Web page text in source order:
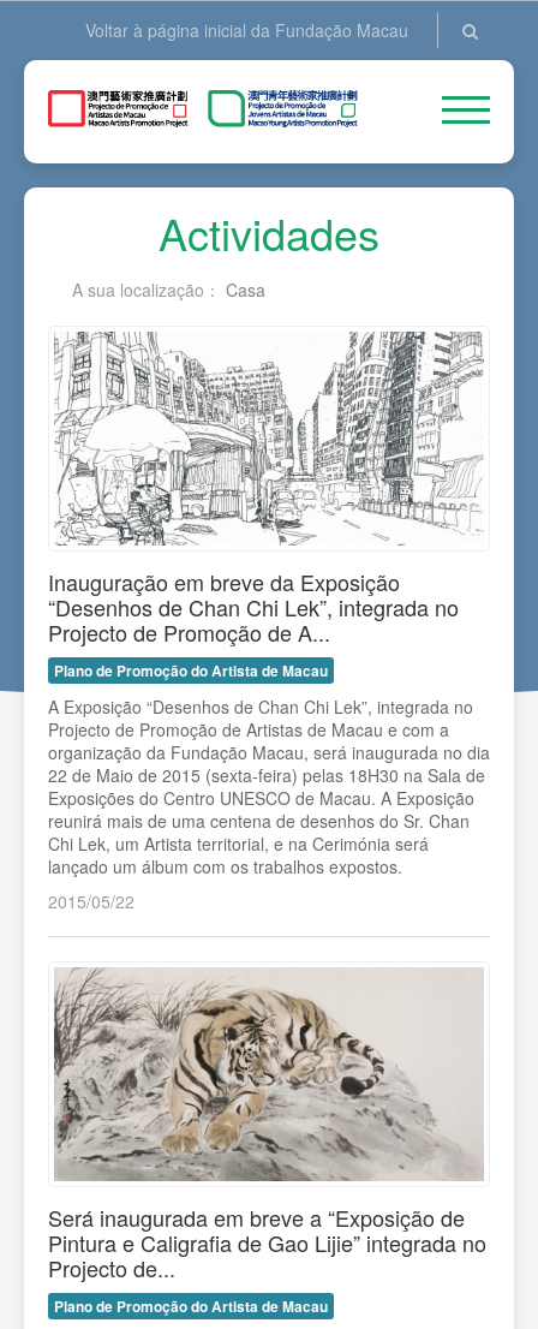
Voltar à página inicial da Fundação Macau
Actividades
A sua localização： Casa
Inauguração em breve da Exposição
“Desenhos de Chan Chi Lek”, integrada no
Projecto de Promoção de A...
Plano de Promoção do Artista de Macau
A Exposição “Desenhos de Chan Chi Lek”, integrada no
Projecto de Promoção de Artistas de Macau e com a
organização da Fundação Macau, será inaugurada no dia
22 de Maio de 2015 (sexta-feira) pelas 18H30 na Sala de
Exposições do Centro UNESCO de Macau. A Exposição
reunirá mais de uma centena de desenhos do Sr. Chan
Chi Lek, um Artista territorial, e na Cerimónia será
lançado um álbum com os trabalhos expostos.
2015/05/22
Será inaugurada em breve a “Exposição de
Pintura e Caligrafia de Gao Lijie” integrada no
Projecto de...
Plano de Promoção do Artista de Macau